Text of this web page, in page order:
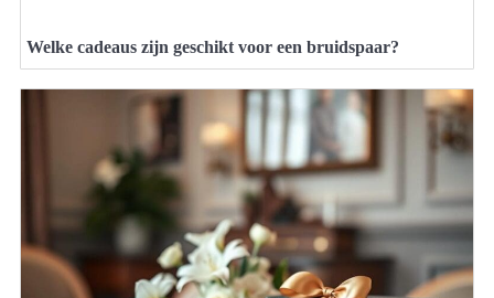
Welke cadeaus zijn geschikt voor een bruidspaar?